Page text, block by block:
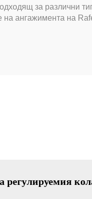
за различни
ангажимента на
регулируемия